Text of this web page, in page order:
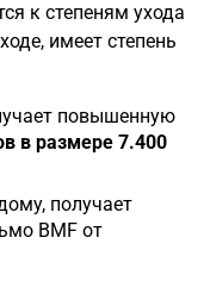
к степеням ухода
имеет степень
повышенную
в размере 7.400
получает
BMF от